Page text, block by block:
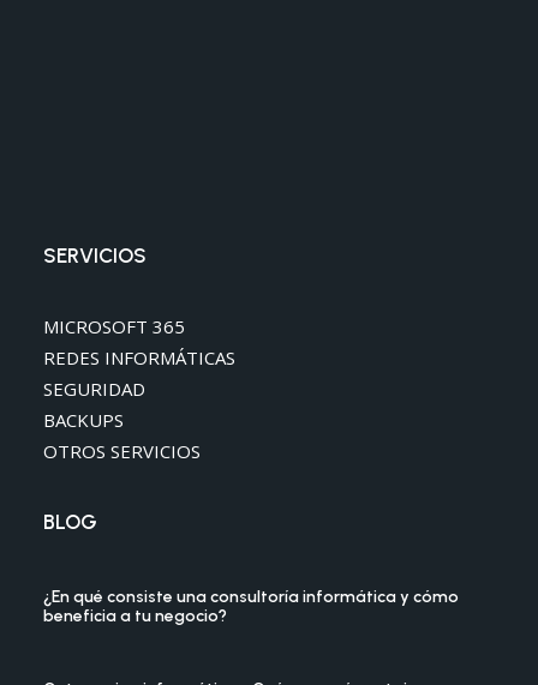
SERVICIOS
MICROSOFT 365
REDES INFORMÁTICAS
SEGURIDAD
BACKUPS
OTROS SERVICIOS
BLOG
¿En qué consiste una consultoría informática y cómo
beneficia a tu negocio?